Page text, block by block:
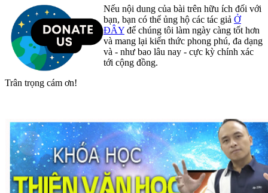
Nếu nội dung của bài trên hữu ích đối với
bạn, bạn có thể ủng hộ các tác giả Ở
ĐÂY để chúng tôi làm ngày càng tốt hơn
và mang lại kiến thức phong phú, đa dạng
và - như bao lâu nay - cực kỳ chính xác
tới cộng đồng.
Trân trọng cám ơn!